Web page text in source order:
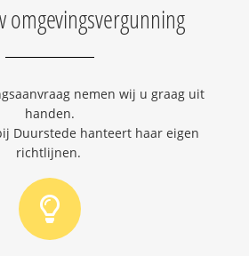
omgevingsvergunning
nemen wij u graag uit
handen.
Duurstede hanteert haar eigen
richtlijnen.